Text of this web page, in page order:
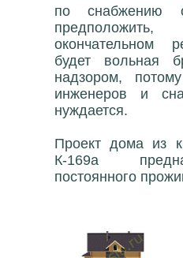
по снабжению
окончательном
будет вольная
надзором,
инженеров и
нуждается.
Проект дома из
К-169a
постоянного